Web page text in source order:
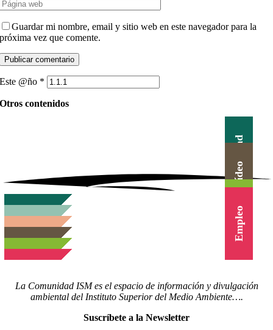
Guardar mi nombre, email y sitio web en este navegador para la
próxima vez que comente.
Este @ño *
Otros contenidos
Actualidad
Blog
Agenda
Canal Vídeo
Cursos
Empleo
La Comunidad ISM es el espacio de información y divulgación
ambiental del Instituto Superior del Medio Ambiente….
Suscríbete a la Newsletter